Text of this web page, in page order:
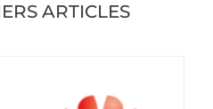
ARTICLES